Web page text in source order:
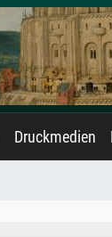
Druckmedien